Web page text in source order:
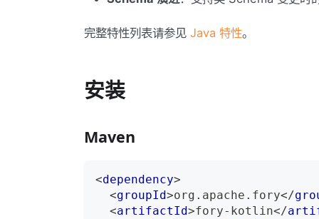
完整特性列表请参见 Java 特性。
安装
Maven
<dependency>
<groupId>org.apache.fory</
<artifactId>fory-kotlin</